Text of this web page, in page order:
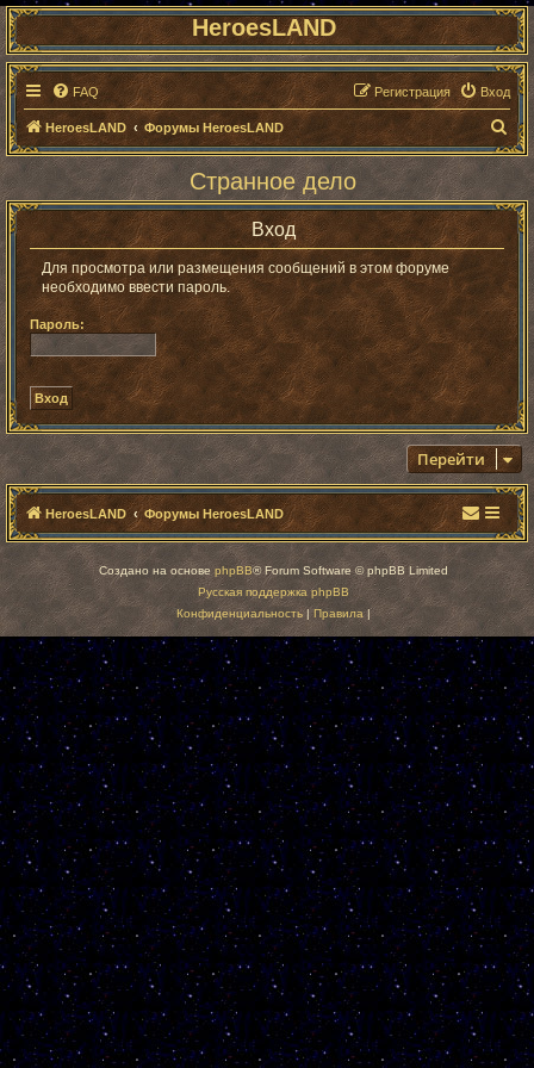
HeroesLAND
FAQ Вход
Регистрация
HeroesLAND Форумы HeroesLAND
П
о
с
Странное дело
Вход
Для просмотра или размещения сообщений в этом форуме
необходимо ввести пароль.
Пароль:
Перейти
HeroesLAND Форумы HeroesLAND
Создано на основе phpBB® Forum Software © phpBB Limited
Русская поддержка phpBB
Конфиденциальность|Правила|